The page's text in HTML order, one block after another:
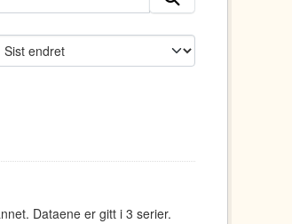
Dataene er gitt i 3 serier.